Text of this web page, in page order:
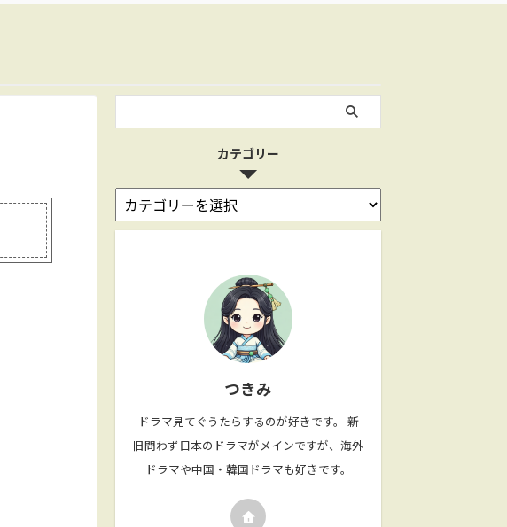
カテゴリー
つきみ
ドラマ見てぐうたらするのが好きです。 新
旧問わず日本のドラマがメインですが、海外
ドラマや中国・韓国ドラマも好きです。